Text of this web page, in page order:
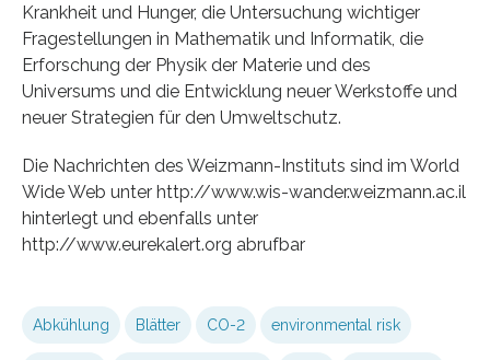
Krankheit und Hunger, die Untersuchung wichtiger
Fragestellungen in Mathematik und Informatik, die
Erforschung der Physik der Materie und des
Universums und die Entwicklung neuer Werkstoffe und
neuer Strategien für den Umweltschutz.
Die Nachrichten des Weizmann-Instituts sind im World
Wide Web unter http://www.wis-wander.weizmann.ac.il
hinterlegt und ebenfalls unter
http://www.eurekalert.org abrufbar
Abkühlung Blätter CO-2 environmental risk